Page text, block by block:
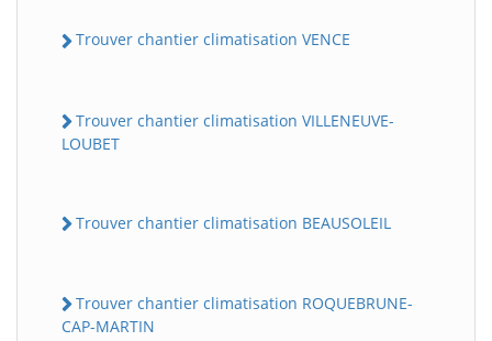
Trouver chantier climatisation VENCE
Trouver chantier climatisation VILLENEUVE-
LOUBET
Trouver chantier climatisation BEAUSOLEIL
Trouver chantier climatisation ROQUEBRUNE-
CAP-MARTIN